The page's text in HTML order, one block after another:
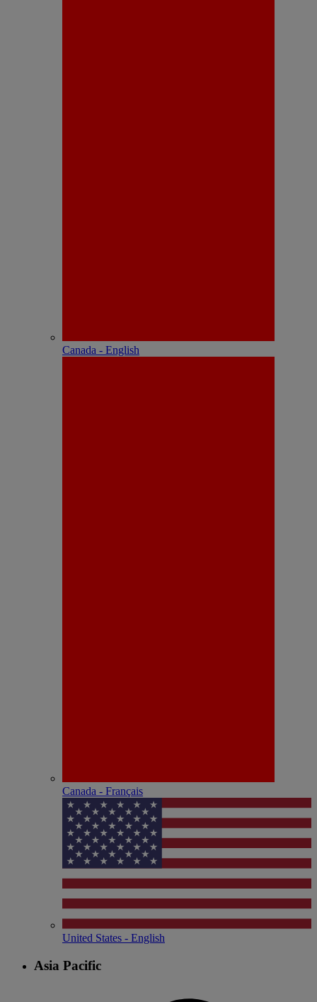
Canada - English
Canada - Français
United States - English
Asia Pacific